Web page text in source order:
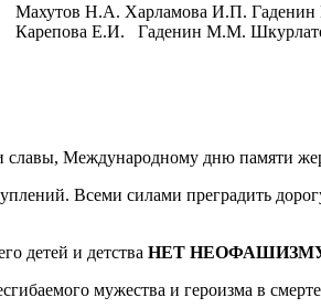
Махутов Н.А. Харламова И.П.
Карепова Е.И. Гаденин М.М.
славы, Международному дню памяти
Всеми силами преградить
детей и детства НЕТ
мужества и героизма в